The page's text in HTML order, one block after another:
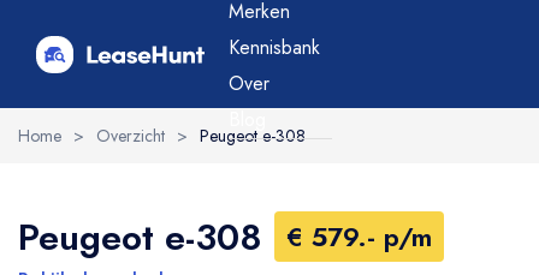
Merken
Kennisbank
Over
Home > Overzicht > Peugeot e-308
Peugeot e-308 € 579.- p/m